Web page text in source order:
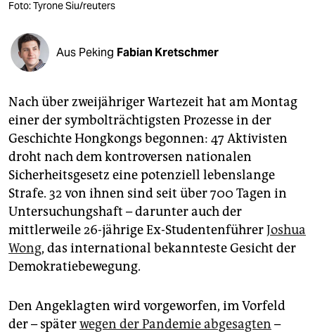
shop
fragen & hilfe
unterstützen
abo
genossenschaft
epaper login
Foto: Tyrone Siu/reuters
Aus Peking Fabian Kretschmer
Nach über zweijähriger Wartezeit hat am Montag
einer der symbolträchtigsten Prozesse in der
Geschichte Hongkongs begonnen: 47 Aktivisten
droht nach dem kontroversen nationalen
Sicherheitsgesetz eine potenziell lebenslange
Strafe. 32 von ihnen sind seit über 700 Tagen in
Untersuchungshaft – darunter auch der
mittlerweile 26-jährige Ex-StudentenführerJoshua
Wong, das international bekannteste Gesicht der
Demokratiebewegung.
Den Angeklagten wird vorgeworfen, im Vorfeld
der – späterwegen der Pandemie abgesagten –